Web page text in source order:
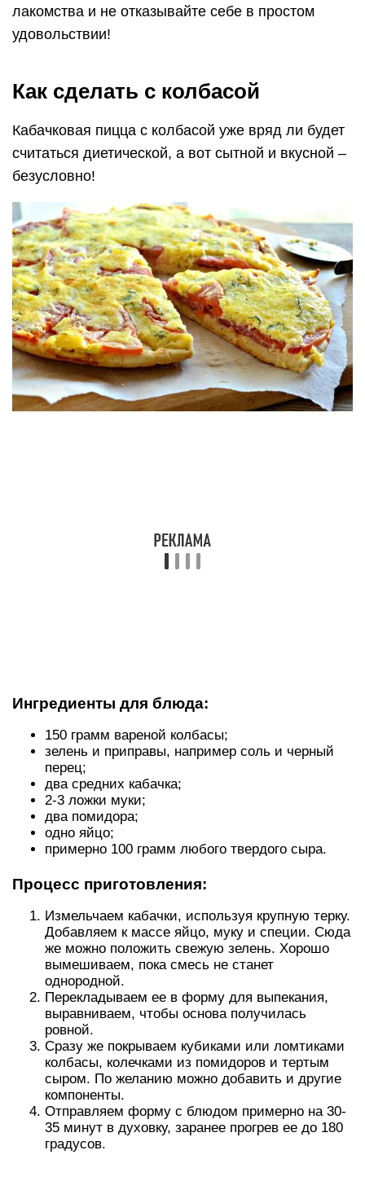
лакомства и не отказывайте себе в простом
удовольствии!
Как сделать с колбасой
Кабачковая пицца с колбасой уже вряд ли будет
считаться диетической, а вот сытной и вкусной –
безусловно!
Ингредиенты для блюда:
150 грамм вареной колбасы;
зелень и приправы, например соль и черный
перец;
два средних кабачка;
2-3 ложки муки;
два помидора;
одно яйцо;
примерно 100 грамм любого твердого сыра.
Процесс приготовления:
Измельчаем кабачки, используя крупную терку.
Добавляем к массе яйцо, муку и специи. Сюда
же можно положить свежую зелень. Хорошо
вымешиваем, пока смесь не станет
однородной.
Перекладываем ее в форму для выпекания,
выравниваем, чтобы основа получилась
ровной.
Сразу же покрываем кубиками или ломтиками
колбасы, колечками из помидоров и тертым
сыром. По желанию можно добавить и другие
компоненты.
Отправляем форму с блюдом примерно на 30-
35 минут в духовку, заранее прогрев ее до 180
градусов.